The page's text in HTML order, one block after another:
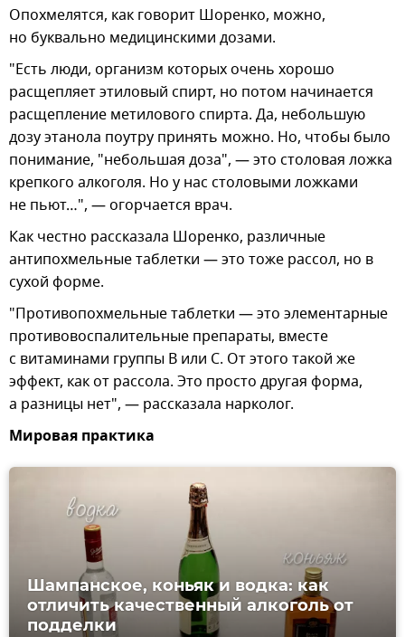
Опохмелятся, как говорит Шоренко, можно,
но буквально медицинскими дозами.
"Есть люди, организм которых очень хорошо
расщепляет этиловый спирт, но потом начинается
расщепление метилового спирта. Да, небольшую
дозу этанола поутру принять можно. Но, чтобы было
понимание, "небольшая доза", — это столовая ложка
крепкого алкоголя. Но у нас столовыми ложками
не пьют…", — огорчается врач.
Как честно рассказала Шоренко, различные
антипохмельные таблетки — это тоже рассол, но в
сухой форме.
"Противопохмельные таблетки — это элементарные
противовоспалительные препараты, вместе
с витаминами группы В или С. От этого такой же
эффект, как от рассола. Это просто другая форма,
а разницы нет", — рассказала нарколог.
Мировая практика
Шампанское, коньяк и водка: как
отличить качественный алкоголь от
подделки